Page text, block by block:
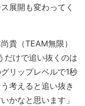
展開も変わってく
貴（TEAM無限）
だけで追い抜くのは
リップレベルで1秒
考えると追い抜き
かなと思います」